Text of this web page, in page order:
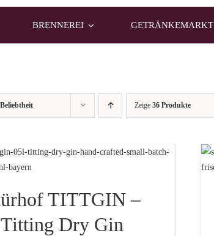
BRENNEREI GETRÄNKEMARKT
Beliebtheit Zeige 36 Produkte
TITTGIN –
Titting Dry Gin